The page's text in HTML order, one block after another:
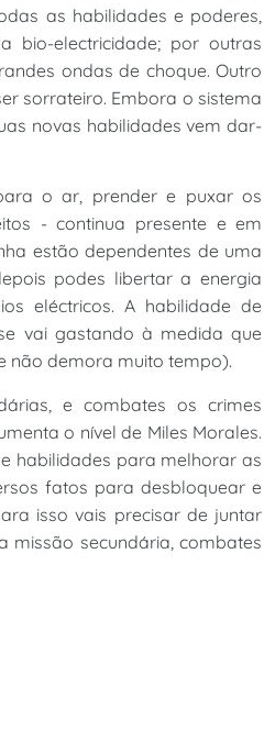
as habilidades e poderes,
bio-electricidade; por outras
ondas de choque. Outro
sorrateiro. Embora o sistema
novas habilidades vem dar-
o ar, prender e puxar os
- continua presente e em
estão dependentes de uma
podes libertar a energia
eléctricos. A habilidade de
vai gastando à medida que
não demora muito tempo).
e combates os crimes
o nível de Miles Morales.
habilidades para melhorar as
fatos para desbloquear e
isso vais precisar de juntar
missão secundária, combates